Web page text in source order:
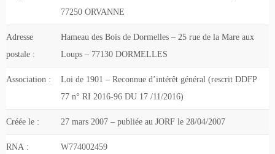
77250 ORVANNE
Adresse
postale :
Hameau des Bois de Dormelles – 25 rue de la Mare aux
Loups – 77130 DORMELLES
Association :
Loi de 1901 – Reconnue d’intérêt général (rescrit DDFP
77 n° RI 2016-96 DU 17 /11/2016)
Créée le : 27 mars 2007 – publiée au JORF le 28/04/2007
RNA : W774002459